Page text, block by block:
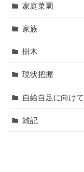
家庭菜園
家族
樹木
現状把握
自給自足に向けて
雑記